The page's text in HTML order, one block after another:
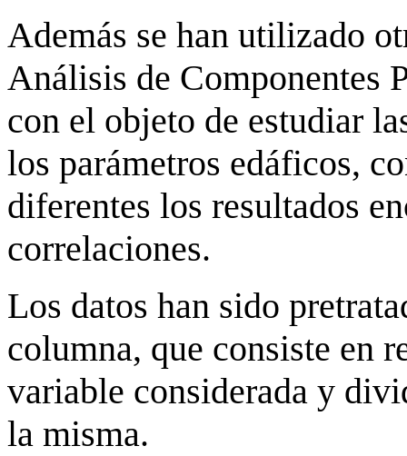
Además se han utilizado
Análisis de Componentes
con el objeto de estudiar
los parámetros edáficos,
diferentes los resultados
correlaciones.
Los datos han sido
columna, que consiste en
variable considerada y
la misma.